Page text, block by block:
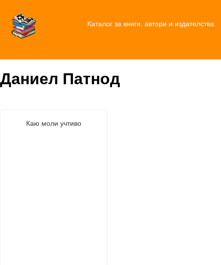
Каталог за книги, автори и издателства
Даниел Патнод
Каю моли учтиво